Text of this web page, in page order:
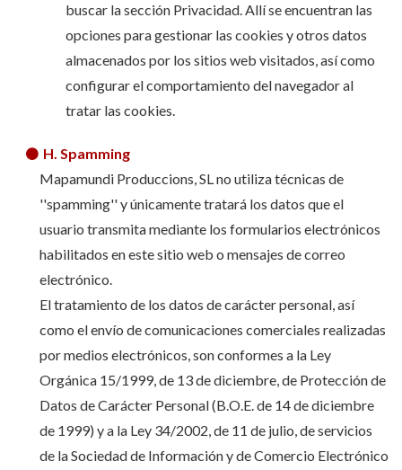
buscar la sección Privacidad. Allí se encuentran las
opciones para gestionar las cookies y otros datos
almacenados por los sitios web visitados, así como
configurar el comportamiento del navegador al
tratar las cookies.
H. Spamming
Mapamundi Produccions, SL no utiliza técnicas de
''spamming'' y únicamente tratará los datos que el
usuario transmita mediante los formularios electrónicos
habilitados en este sitio web o mensajes de correo
electrónico.
El tratamiento de los datos de carácter personal, así
como el envío de comunicaciones comerciales realizadas
por medios electrónicos, son conformes a la Ley
Orgánica 15/1999, de 13 de diciembre, de Protección de
Datos de Carácter Personal (B.O.E. de 14 de diciembre
de 1999) y a la Ley 34/2002, de 11 de julio, de servicios
de la Sociedad de Información y de Comercio Electrónico